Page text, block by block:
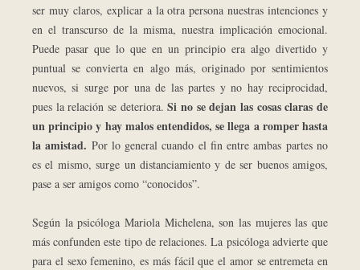
ser muy claros, explicar a la otra persona nuestras intenciones y
en el transcurso de la misma, nuestra implicación emocional.
Puede pasar que lo que en un principio era algo divertido y
puntual se convierta en algo más, originado por sentimientos
nuevos, si surge por una de las partes y no hay reciprocidad,
pues la relación se deteriora.Si no se dejan las cosas claras de
un principio y hay malos entendidos, se llega a romper hasta
la amistad. Por lo general cuando el fin entre ambas partes no
es el mismo, surge un distanciamiento y de ser buenos amigos,
pase a ser amigos como “conocidos”.
Según la psicóloga Mariola Michelena, son las mujeres las que
más confunden este tipo de relaciones. La psicóloga advierte que
para el sexo femenino, es más fácil que el amor se entremeta en